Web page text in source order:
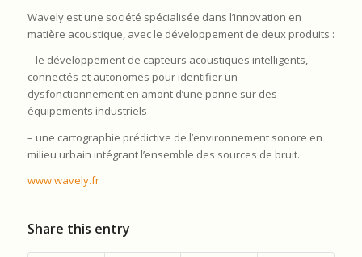
Wavely est une société spécialisée dans l’innovation en
matière acoustique, avec le développement de deux produits :
– le développement de capteurs acoustiques intelligents,
connectés et autonomes pour identifier un
dysfonctionnement en amont d’une panne sur des
équipements industriels
– une cartographie prédictive de l’environnement sonore en
milieu urbain intégrant l’ensemble des sources de bruit.
www.wavely.fr
Share this entry